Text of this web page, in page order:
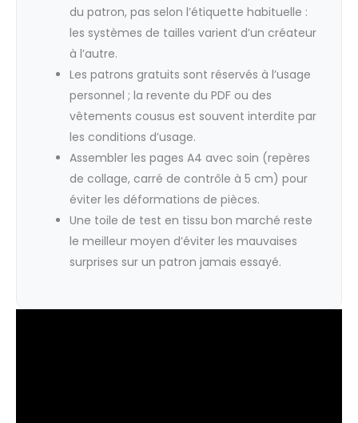
du patron, pas selon l’étiquette habituelle :
les systèmes de tailles varient d’un créateur
à l’autre.
Les patrons gratuits sont réservés à l’usage
personnel ; la revente du PDF ou des
vêtements cousus est souvent interdite par
les conditions d’usage.
Assembler les pages A4 avec soin (repères
de collage, carré de contrôle à 5 cm) pour
éviter les déformations de pièces.
Une toile de test en tissu bon marché reste
le meilleur moyen d’éviter les mauvaises
surprises sur un patron jamais essayé.